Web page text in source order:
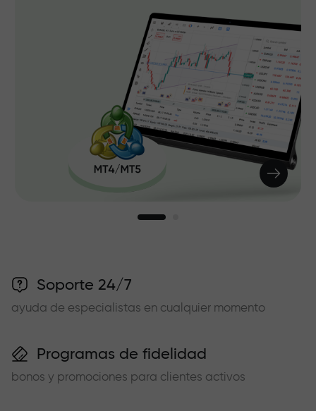
Soporte 24/7
ayuda de especialistas en cualquier momento
Programas de fidelidad
bonos y promociones para clientes activos